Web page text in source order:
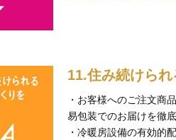
11.住み続けら
・お客様へのご注文商
易包装でのお届けを徹
・冷暖房設備の有効的